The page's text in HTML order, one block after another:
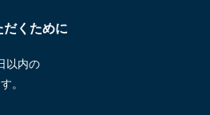
くために
以内の
。